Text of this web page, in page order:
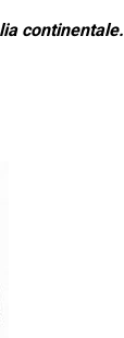
continentale.